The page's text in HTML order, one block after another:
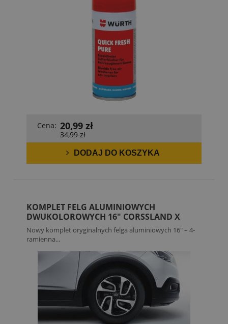
Cena: 20,99 zł
34,99 zł
DODAJ DO KOSZYKA
KOMPLET FELG ALUMINIOWYCH
DWUKOLOROWYCH 16" CORSSLAND X
Nowy komplet oryginalnych felga aluminiowych 16" – 4-
ramienna...